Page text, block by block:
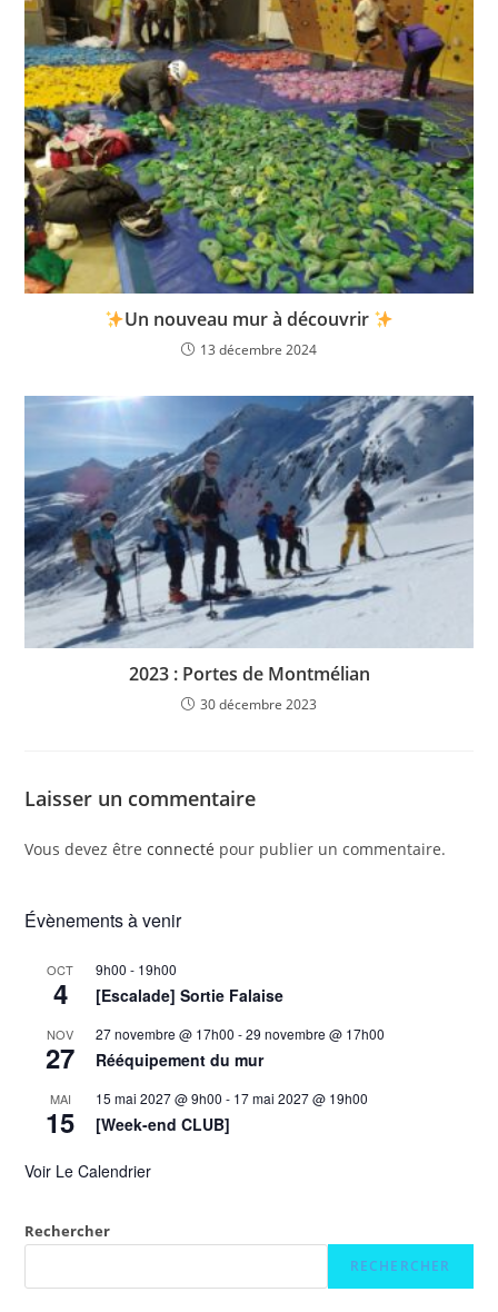
Un nouveau mur à découvrir
13 décembre 2024
2023 : Portes de Montmélian
30 décembre 2023
Laisser un commentaire
Vous devez êtreconnecté pour publier un commentaire.
Évènements à venir
OCT
4
9h00 - 19h00
[Escalade] Sortie Falaise
NOV
27
27 novembre @ 17h00 -29 novembre @ 17h00
Rééquipement du mur
MAI
15
15 mai 2027 @ 9h00 - 17 mai 2027 @ 19h00
[Week-end CLUB]
Voir Le Calendrier
Rechercher
RECHERCHER